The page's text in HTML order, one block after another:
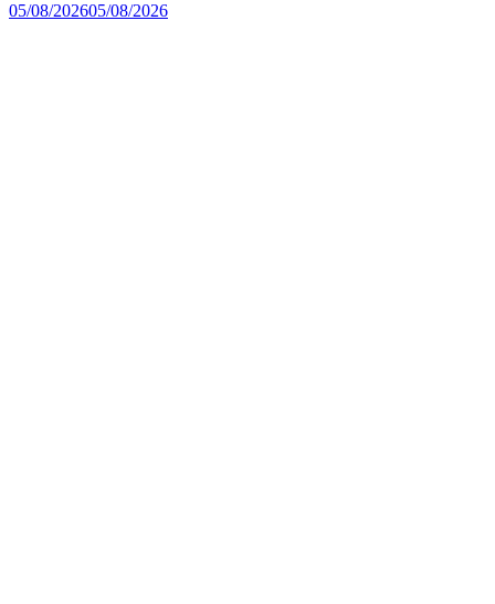
05/08/202605/08/2026